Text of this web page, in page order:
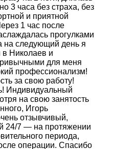
3 часа без страха, без
и приятной
1 час после
прогулками
на следующий день я
в Николаев и
для меня
профессионализм!
за свою работу!
Индивидуальный
на свою занятость
Игорь
отзывчивый,
24/7 — на протяжении
периода,
операции. Спасибо